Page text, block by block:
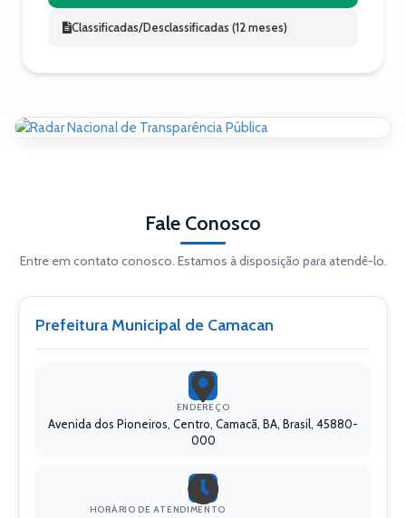
Classificadas/Desclassificadas (12 meses)
Fale Conosco
Entre em contato conosco. Estamos à disposição para atendê-lo.
Prefeitura Municipal de Camacan
ENDEREÇO
Avenida dos Pioneiros, Centro, Camacã, BA, Brasil, 45880-
000
HORÁRIO DE ATENDIMENTO